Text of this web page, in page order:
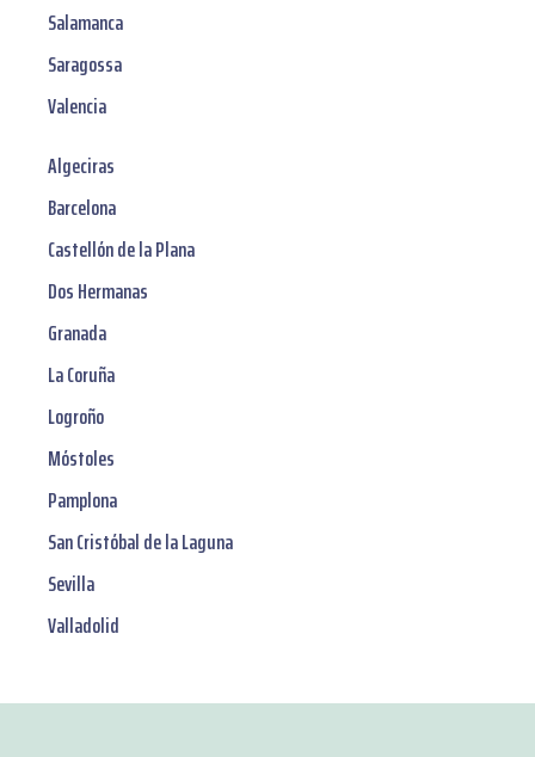
Salamanca
Saragossa
Valencia
Algeciras
Barcelona
Castellón de la Plana
Dos Hermanas
Granada
La Coruña
Logroño
Móstoles
Pamplona
San Cristóbal de la Laguna
Sevilla
Valladolid